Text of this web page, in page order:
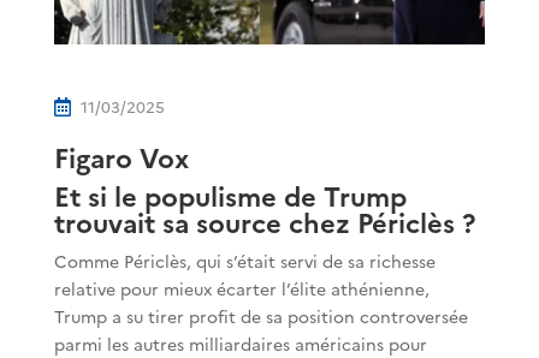
 11/03/2025
Figaro Vox
Et si le populisme de Trump
trouvait sa source chez Périclès ?
Comme Périclès, qui s’était servi de sa richesse
relative pour mieux écarter l’élite athénienne,
Trump a su tirer profit de sa position controversée
parmi les autres milliardaires américains pour